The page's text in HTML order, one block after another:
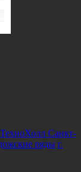
Санкт-
ряды г.